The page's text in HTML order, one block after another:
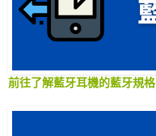
前往了解藍牙耳機的藍牙規格